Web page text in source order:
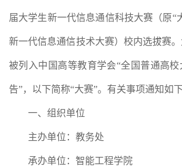
届大学生新一代信息通信科技大赛（原“
新一代信息通信技术大赛）校内选拔赛
被列入中国高等教育学会“全国普通高
告”，以下简称“大赛”。有关事项通知如下
一、组织单位
主办单位：教务处
承办单位：智能工程学院